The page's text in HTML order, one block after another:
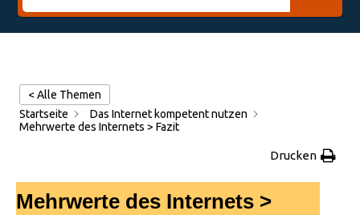
< Alle Themen
Startseite
Das Internet kompetent nutzen
Mehrwerte des Internets > Fazit
Drucken
Mehrwerte des Internets >